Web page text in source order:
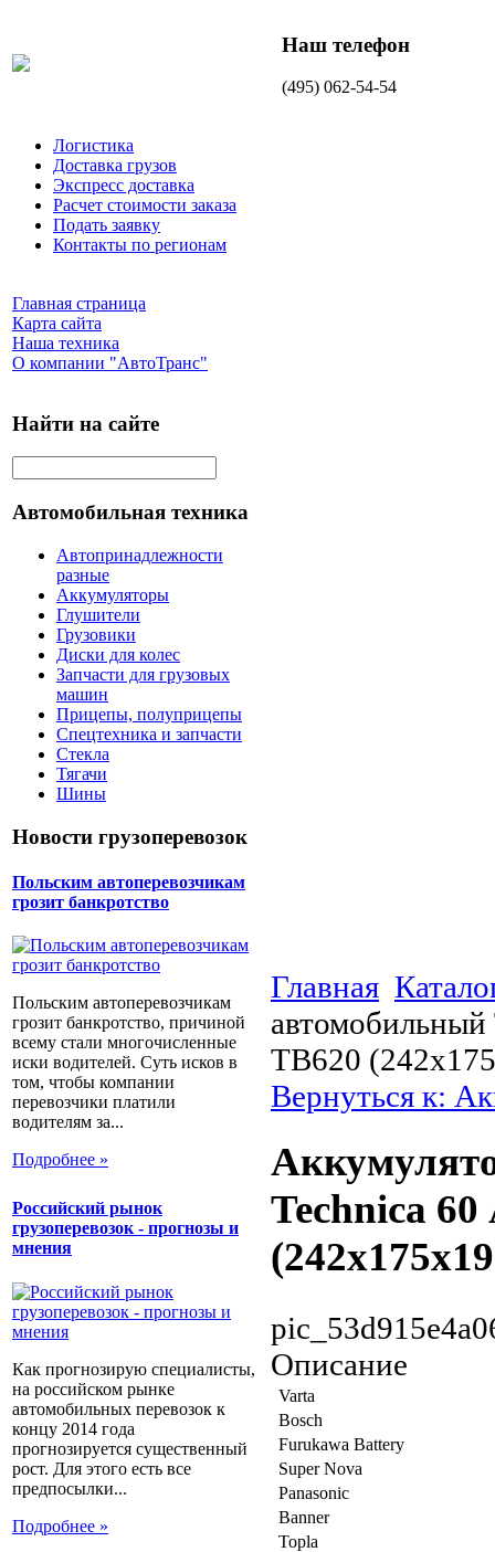
Наш телефон
(495) 062-54-54
Логистика
Доставка грузов
Экспресс доставка
Расчет стоимости заказа
Подать заявку
Контакты по регионам
Главная страница
Карта сайта
Наша техника
О компании "АвтоТранс"
Найти на сайте
Автомобильная техника
Автопринадлежности
разные
Аккумуляторы
Глушители
Грузовики
Диски для колес
Запчасти для грузовых
машин
Прицепы, полуприцепы
Спецтехника и запчасти
Стекла
Тягачи
Шины
Новости грузоперевозок
Польским автоперевозчикам
грозит банкротство
Польским автоперевозчикам
грозит банкротство, причиной
всему стали многочисленные
иски водителей. Суть исков в
том, чтобы компании
перевозчики платили
водителям за...
Подробнее »
Российский рынок
грузоперевозок - прогнозы и
мнения
Как прогнозирую специалисты,
на российском рынке
автомобильных перевозок к
концу 2014 года
прогнозируется существенный
рост. Для этого есть все
предпосылки...
Подробнее »
Главная
TB620
Вернуться к:
Technica
Описание
Varta
Bosch
Furukawa Battery
Super Nova
Panasonic
Banner
Topla